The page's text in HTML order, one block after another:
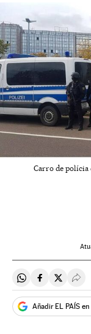
Carro de polícia
Compartir en
Compartir
Añadir EL PAÍS